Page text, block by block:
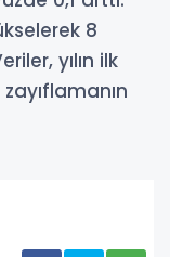
8
yılın ilk